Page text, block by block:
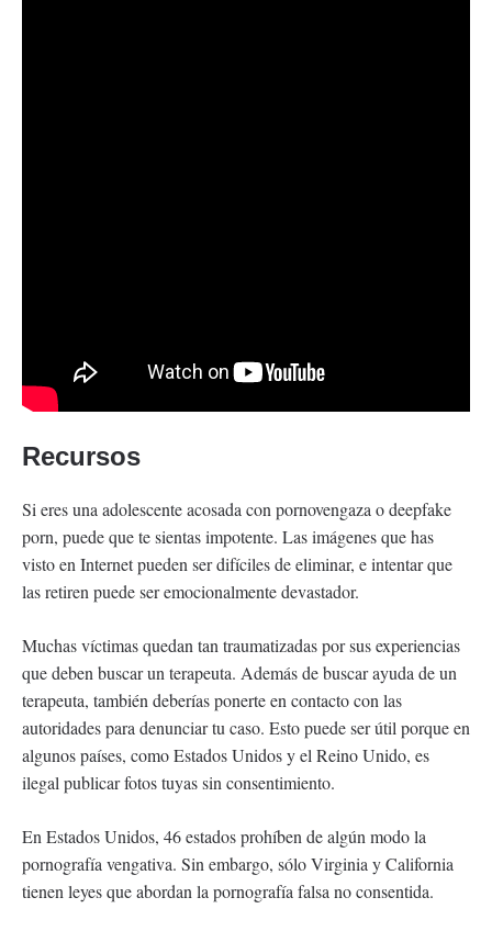
Recursos
Si eres una adolescente acosada con pornovengaza o deepfake
porn, puede que te sientas impotente. Las imágenes que has
visto en Internet pueden ser difíciles de eliminar, e intentar que
las retiren puede ser emocionalmente devastador.
Muchas víctimas quedan tan traumatizadas por sus experiencias
que deben buscar un terapeuta. Además de buscar ayuda de un
terapeuta, también deberías ponerte en contacto con las
autoridades para denunciar tu caso. Esto puede ser útil porque en
algunos países, como Estados Unidos y el Reino Unido, es
ilegal publicar fotos tuyas sin consentimiento.
En Estados Unidos, 46 estados prohíben de algún modo la
pornografía vengativa. Sin embargo, sólo Virginia y California
tienen leyes que abordan la pornografía falsa no consentida.